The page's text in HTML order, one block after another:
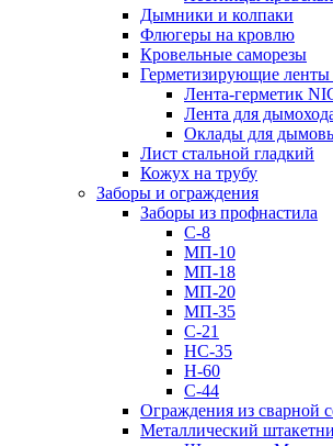
Дымники и колпаки
Флюгеры на кровлю
Кровельные саморезы
Герметизирующие
Лента-герметик
Лента для
Оклады для
Лист стальной гладкий
Кожух на трубу
Заборы и ограждения
Заборы из профнастила
С-8
МП-10
МП-18
МП-20
МП-35
С-21
НС-35
Н-60
С-44
Ограждения из сварной
Металлический